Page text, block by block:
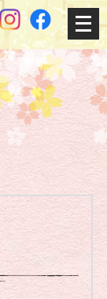
メ
ニ
ー